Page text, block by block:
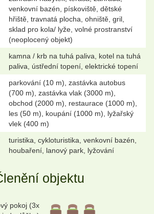
venkovní bazén, pískoviště, dětské
hřiště, travnatá plocha, ohniště, gril,
sklad pro kola/ lyže, volné prostranství
(neoplocený objekt)
kamna / krb na tuhá paliva, kotel na tuhá
paliva, ústřední topení, elektrické topení
parkování (10 m), zastávka autobus
(700 m), zastávka vlak (3000 m),
obchod (2000 m), restaurace (1000 m),
les (50 m), koupání (1000 m), lyžařský
vlek (400 m)
turistika, cykloturistika, venkovní bazén,
houbaření, lanový park, lyžování
objektu
pokoj (3x